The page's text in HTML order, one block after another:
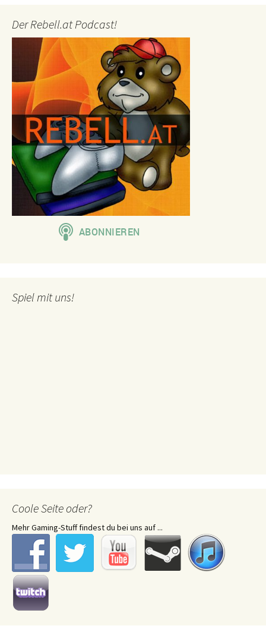
Der Rebell.at Podcast!
Spiel mit uns!
Coole Seite oder?
Mehr Gaming-Stuff findest du bei uns auf ...